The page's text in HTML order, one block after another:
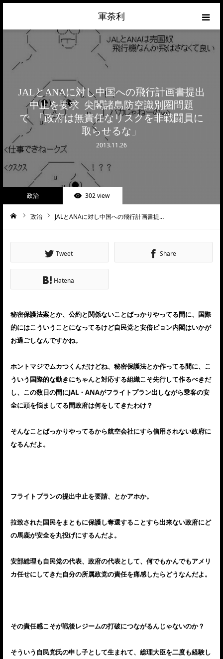
軍荼利
JALとANAに対し中国への飛行計画書提出
中止を要求 尖閣諸島防空識別圏問題
で 「政府は無責任なリスクを非戦闘員に
取らせるな」
2013.11.26
政治 302 view
政治 JALとANAに対し中国への飛行計画書提…
Tweet Share
Hatena
秘密保護法案とか、公約と関係ないことばっかりやってる間に、国際
的にはこういうことになってるけど自民党と安倍ピョン内閣はいかが
お過ごしなんですかね。
ホントマジでムカつくんだけどね、秘密保護法とか作ってる間に、こ
ういう国際的な動きにちゃんと対応する組織こそ先行して作るべきだ
し、この数日の間にJAL・ANAがフライトプラン出しながら乗客の安
全に頭を悩ましてる間政府は何をしてきたわけ？
そんなことばっかりやってるから航空会社にすら信用されない政府に
なるんだよ。
フライトプランの提出中止を要請、とかアホか。
拉致された国民をまともに保護し奪還することすら出来ない政府にど
の馬鹿が安全を丸投げにするんだよ。
安部総理も自民党の代表、政府の代表として、何でもかんでもアメリ
カ任せにしてきた自分の所属政党の責任を痛感したらどうなんだよ。
その責任感こそが戦後レジームの打破につながるんじゃないのか？
そういう自民党氏の申し子として生まれて、総理大臣を二度も経験し
政治
ライフハック
サイトマップ
about
お問合せ